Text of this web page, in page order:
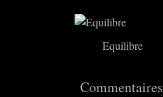
Equilibre
Commentaires